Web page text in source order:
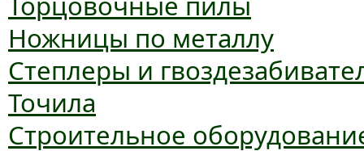
Ножницы по металлу
Степлеры и
Точила
Строительное